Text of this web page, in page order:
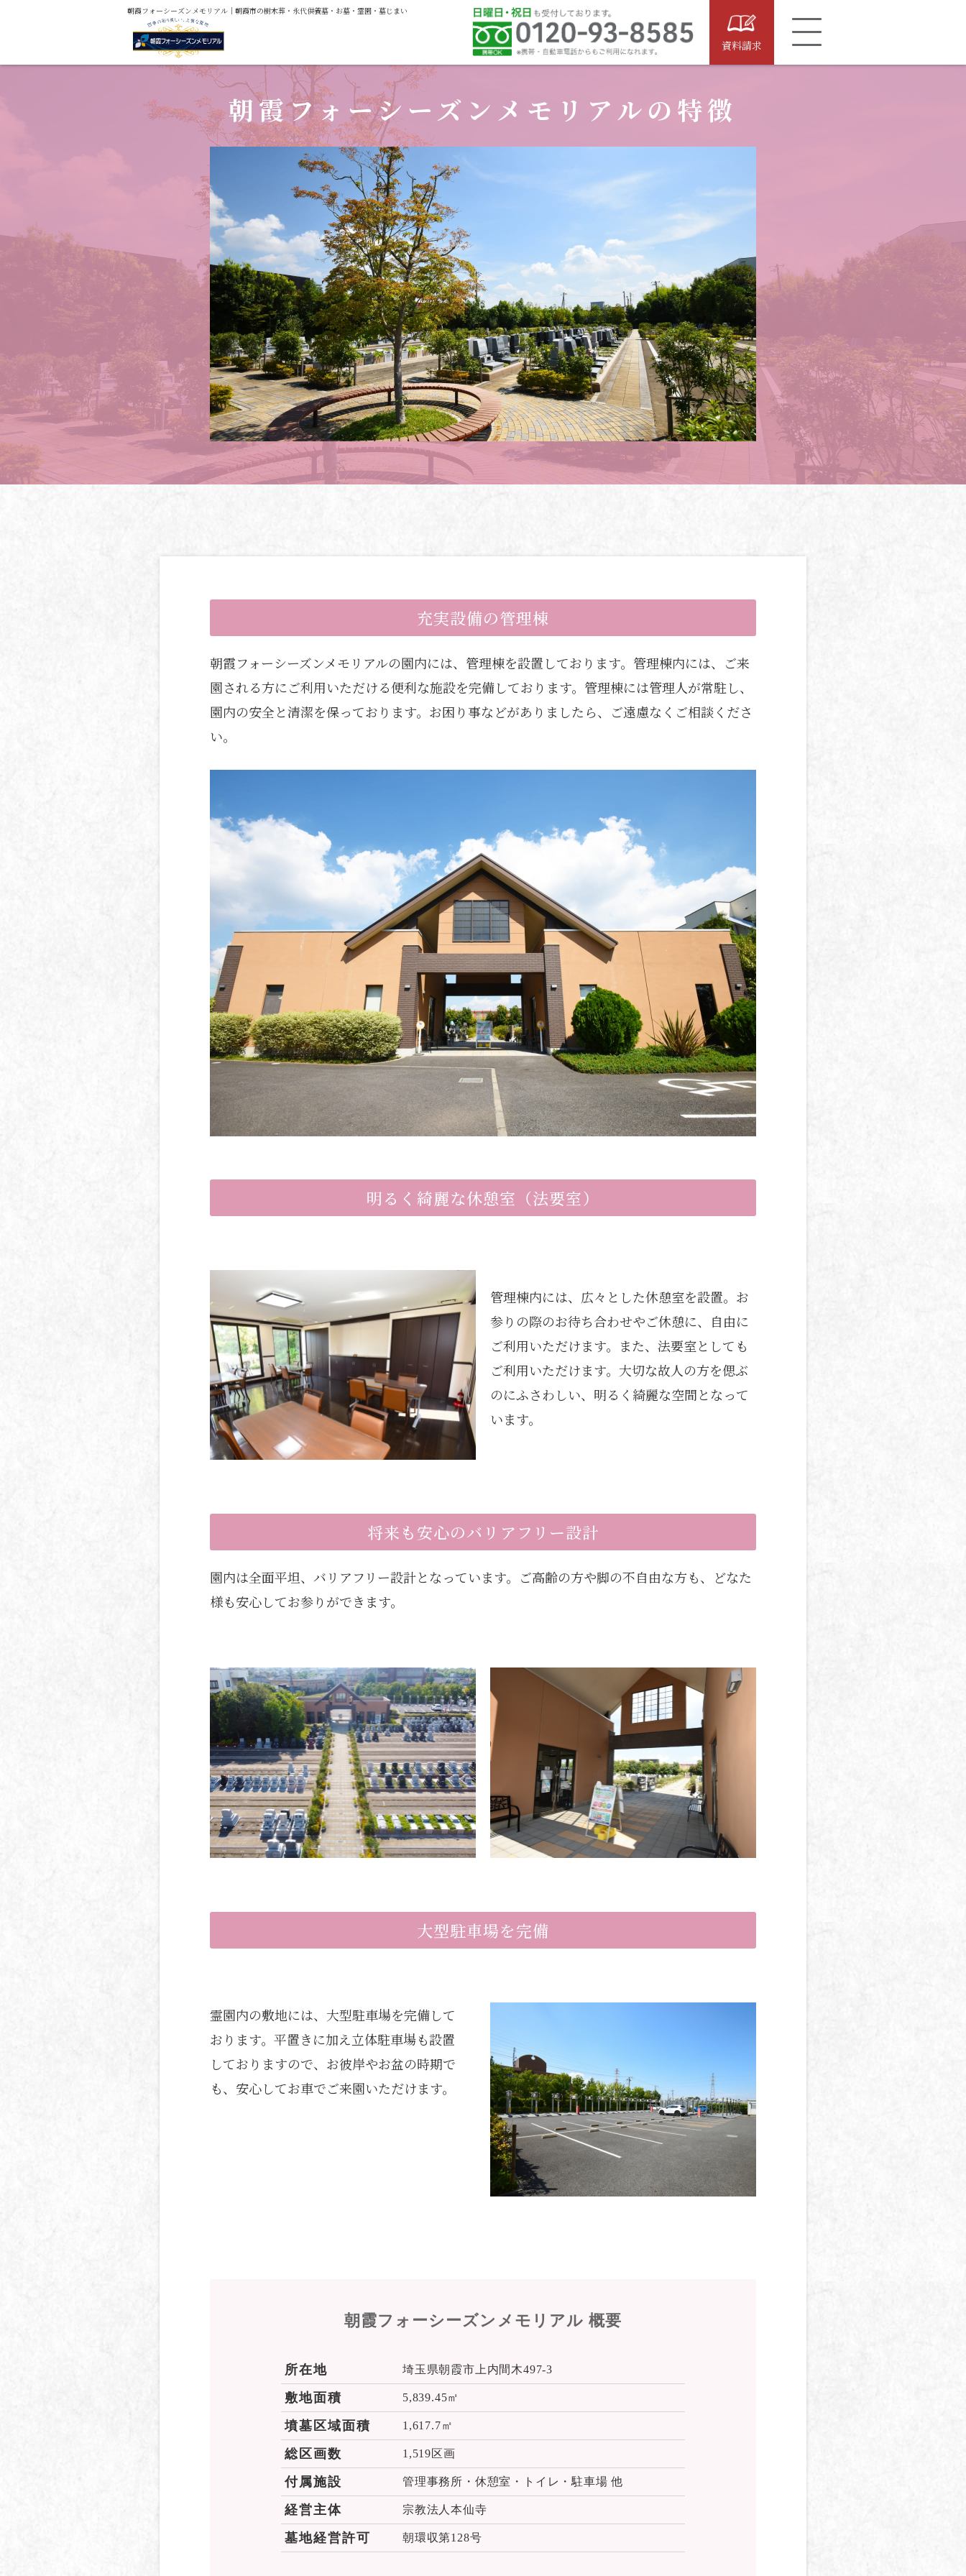
朝霞フォーシーズンメモリアル｜朝霞市の樹木葬・永代供養墓・お墓・霊園・墓じまい
資料請求
朝霞フォーシーズン メモリアルの特徴
充実設備の管理棟
朝霞フォーシーズンメモリアルの園内には、管理棟を設置しております。管理棟内には、ご来
園される方にご利用いただける便利な施設を完備しております。管理棟には管理人が常駐し、
園内の安全と清潔を保っております。お困り事などがありましたら、ご遠慮なくご相談くださ
い。
明るく綺麗な休憩室（法要室）
管理棟内には、広々とした休憩室を設置。お
参りの際のお待ち合わせやご休憩に、自由に
ご利用いただけます。また、法要室としても
ご利用いただけます。大切な故人の方を偲ぶ
のにふさわしい、明るく綺麗な空間となって
います。
将来も安心のバリアフリー設計
園内は全面平坦、バリアフリー設計となっています。ご高齢の方や脚の不自由な方も、どなた
様も安心してお参りができます。
大型駐車場を完備
霊園内の敷地には、大型駐車場を完備して
おります。平置きに加え立体駐車場も設置
しておりますので、お彼岸やお盆の時期で
も、安心してお車でご来園いただけます。
朝霞フォーシーズン メモリアル 概要
所在地 埼玉県朝霞市上内間木497-3
敷地面積 5,839.45㎡
墳墓区域面積 1,617.7㎡
総区画数 1,519区画
付属施設 管理事務所・休憩室・トイレ・駐車場 他
経営主体 宗教法人本仙寺
墓地経営許可 朝環収第128号